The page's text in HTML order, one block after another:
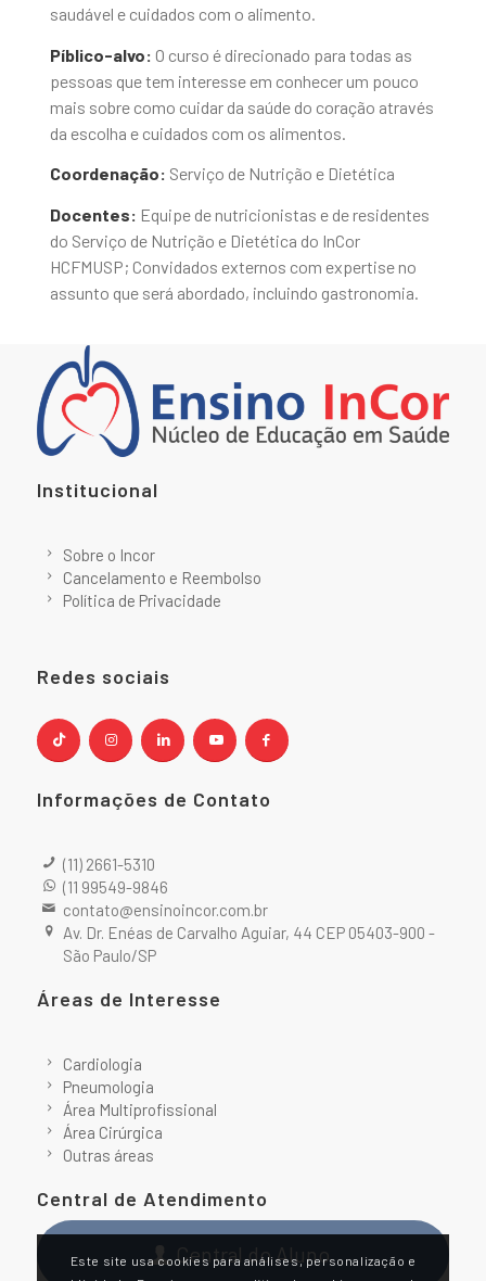
saudável e cuidados com o alimento.
Píblico-alvo: O curso é direcionado para todas as
pessoas que tem interesse em conhecer um pouco
mais sobre como cuidar da saúde do coração através
da escolha e cuidados com os alimentos.
Coordenação: Serviço de Nutrição e Dietética
Docentes: Equipe de nutricionistas e de residentes
do Serviço de Nutrição e Dietética do InCor
HCFMUSP; Convidados externos com expertise no
assunto que será abordado, incluindo gastronomia.
Institucional
Sobre o Incor
Cancelamento e Reembolso
Política de Privacidade
Redes sociais
Informações de Contato
(11) 2661-5310
(11 99549-9846
contato@ensinoincor.com.br
Av. Dr. Enéas de Carvalho Aguiar, 44 CEP 05403-900 -
São Paulo/SP
Áreas de Interesse
Cardiologia
Pneumologia
Área Multiprofissional
Área Cirúrgica
Outras áreas
Central de Atendimento
Central do Aluno
Este site usa cookies para análises, personalização e